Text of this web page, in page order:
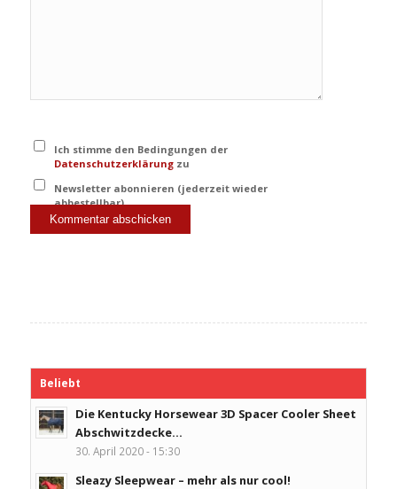
Ich stimme den Bedingungen der
Datenschutzerklärung zu
Newsletter abonnieren (jederzeit wieder
abbestellbar)
Beliebt
Die Kentucky Horsewear 3D Spacer Cooler Sheet
Abschwitzdecke...
30. April 2020 - 15:30
Sleazy Sleepwear – mehr als nur cool!